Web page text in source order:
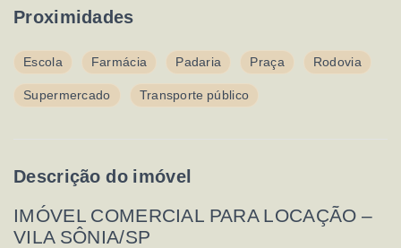
Proximidades
Escola Farmácia Padaria Praça Rodovia
Supermercado Transporte público
Descrição do imóvel
IMÓVEL COMERCIAL PARA LOCAÇÃO –
VILA SÔNIA/SP